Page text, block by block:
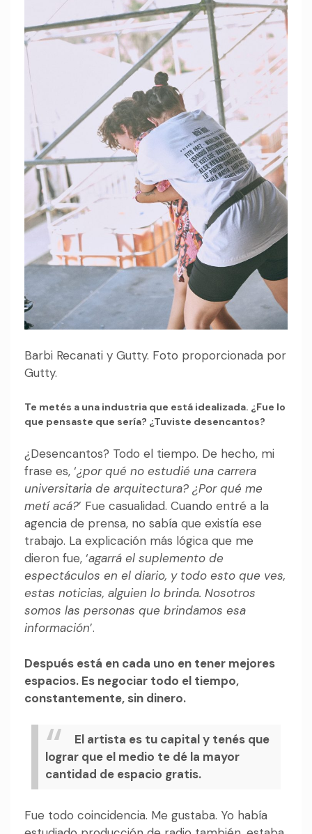
Barbi Recanati y Gutty. Foto proporcionada por
Gutty.
Te metés a una industria que está idealizada. ¿Fue lo
que pensaste que sería? ¿Tuviste desencantos?
¿Desencantos? Todo el tiempo. De hecho, mi
frase es, ‘¿por qué no estudié una carrera
universitaria de arquitectura? ¿Por qué me
metí acá?’ Fue casualidad. Cuando entré a la
agencia de prensa, no sabía que existía ese
trabajo. La explicación más lógica que me
dieron fue, ‘agarrá el suplemento de
espectáculos en el diario, y todo esto que ves,
estas noticias, alguien lo brinda. Nosotros
somos las personas que brindamos esa
información’.
Después está en cada uno en tener mejores
espacios. Es negociar todo el tiempo,
constantemente, sin dinero.
El artista es tu capital y tenés que
lograr que el medio te dé la mayor
cantidad de espacio gratis.
Fue todo coincidencia. Me gustaba. Yo había